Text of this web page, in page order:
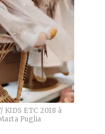
KIDS ETC 2018 à
Puglia